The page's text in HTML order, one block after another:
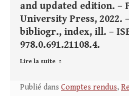
and updated edition. –
University Press, 2022.
bibliogr., index, ill. –
978.0.691.21108.4.
Lire la suite
Publié dans Comptes rendus,